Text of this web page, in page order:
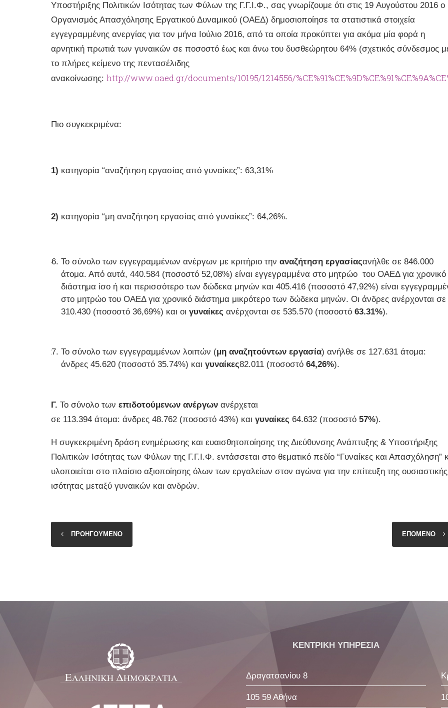
Υποστήριξης Πολιτικών Ισότητας των Φύλων της Γ.Γ.Ι.Φ., σας γνωρίζουμε ότι στις 19 Αυγούστου 2016 ο
Οργανισμός Απασχόλησης Εργατικού Δυναμικού (ΟΑΕΔ) δημοσιοποίησε τα στατιστικά στοιχεία
εγγεγραμμένης ανεργίας για τον μήνα Ιούλιο 2016, από τα οποία προκύπτει για ακόμα μία φορά η
αρνητική πρωτιά των γυναικών σε ποσοστό έως και άνω του δυσθεώρητου 64% (σχετικός σύνδεσμος
το πλήρες κείμενο της πεντασέλιδης
ανακοίνωσης: http://www.oaed.gr/documents/10195/1214556/
Πιο συγκεκριμένα:
1) κατηγορία “αναζήτηση εργασίας από γυναίκες”: 63,31%
2) κατηγορία “μη αναζήτηση εργασίας από γυναίκες”: 64,26%.
Το σύνολο των εγγεγραμμένων ανέργων με κριτήριο την αναζήτηση εργασίαςανήλθε σε 846.000
άτομα. Από αυτά, 440.584 (ποσοστό 52,08%) είναι εγγεγραμμένα στο μητρώο του ΟΑΕΔ για χρονικό
διάστημα ίσο ή και περισσότερο των δώδεκα μηνών και 405.416 (ποσοστό 47,92%) είναι
στο μητρώο του ΟΑΕΔ για χρονικό διάστημα μικρότερο των δώδεκα μηνών. Οι άνδρες ανέρχονται σε
310.430 (ποσοστό 36,69%) και οι γυναίκες ανέρχονται σε 535.570 (ποσοστό 63.31%).
Το σύνολο των εγγεγραμμένων λοιπών (μη αναζητούντων εργασία) ανήλθε σε 127.631 άτομα:
άνδρες 45.620 (ποσοστό 35.74%) και γυναίκες82.011 (ποσοστό 64,26%).
Γ. Το σύνολο των επιδοτούμενων ανέργων ανέρχεται
σε 113.394 άτομα: άνδρες 48.762 (ποσοστό 43%) και γυναίκες 64.632 (ποσοστό 57%).
Η συγκεκριμένη δράση ενημέρωσης και ευαισθητοποίησης της Διεύθυνσης Ανάπτυξης & Υποστήριξης
Πολιτικών Ισότητας των Φύλων της Γ.Γ.Ι.Φ. εντάσσεται στο θεματικό πεδίο “Γυναίκες και Απασχόληση”
υλοποιείται στο πλαίσιο αξιοποίησης όλων των εργαλείων στον αγώνα για την επίτευξη της ουσιαστικής
ισότητας μεταξύ γυναικών και ανδρών.
ΠΡΟΗΓΟΥΜΕΝΟ ΕΠΟΜΕΝΟ
ΚΕΝΤΡΙΚΗ ΥΠΗΡΕΣΙΑ
Δραγατσανίου 8
105 59 Αθήνα